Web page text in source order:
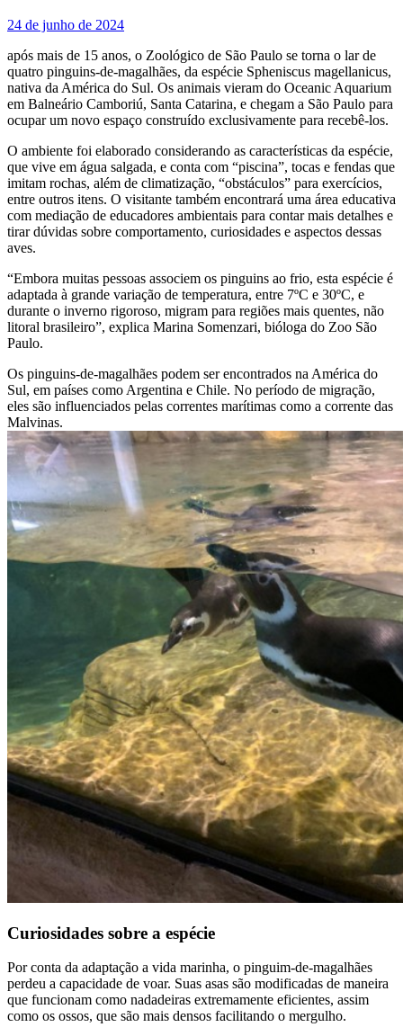
24 de junho de 2024
após mais de 15 anos, o Zoológico de São Paulo se torna o lar de
quatro pinguins-de-magalhães, da espécie Spheniscus magellanicus,
nativa da América do Sul. Os animais vieram do Oceanic Aquarium
em Balneário Camboriú, Santa Catarina, e chegam a São Paulo para
ocupar um novo espaço construído exclusivamente para recebê-los.
O ambiente foi elaborado considerando as características da espécie,
que vive em água salgada, e conta com “piscina”, tocas e fendas que
imitam rochas, além de climatização, “obstáculos” para exercícios,
entre outros itens. O visitante também encontrará uma área educativa
com mediação de educadores ambientais para contar mais detalhes e
tirar dúvidas sobre comportamento, curiosidades e aspectos dessas
aves.
“Embora muitas pessoas associem os pinguins ao frio, esta espécie é
adaptada à grande variação de temperatura, entre 7ºC e 30ºC, e
durante o inverno rigoroso, migram para regiões mais quentes, não
litoral brasileiro”, explica Marina Somenzari, bióloga do Zoo São
Paulo.
Os pinguins-de-magalhães podem ser encontrados na América do
Sul, em países como Argentina e Chile. No período de migração,
eles são influenciados pelas correntes marítimas como a corrente das
Malvinas.
Curiosidades sobre a espécie
Por conta da adaptação a vida marinha, o pinguim-de-magalhães
perdeu a capacidade de voar. Suas asas são modificadas de maneira
que funcionam como nadadeiras extremamente eficientes, assim
como os ossos, que são mais densos facilitando o mergulho.